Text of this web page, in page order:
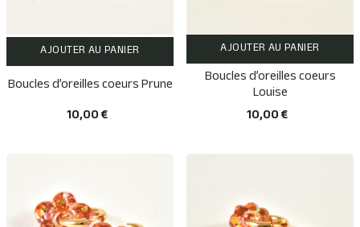
AJOUTER AU PANIER
Boucles d’oreilles coeurs Prune
10,00 €
AJOUTER AU PANIER
Boucles d’oreilles coeurs
Louise
10,00 €